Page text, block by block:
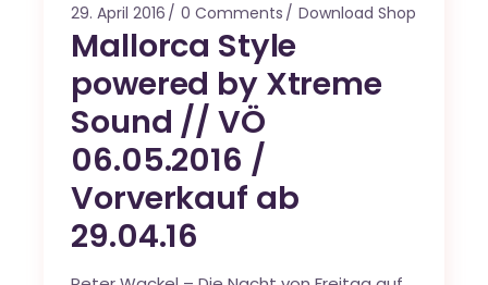
29. April 2016 0 Comments Download Shop
Mallorca Style
powered by Xtreme
Sound // VÖ
06.05.2016 /
Vorverkauf ab
29.04.16